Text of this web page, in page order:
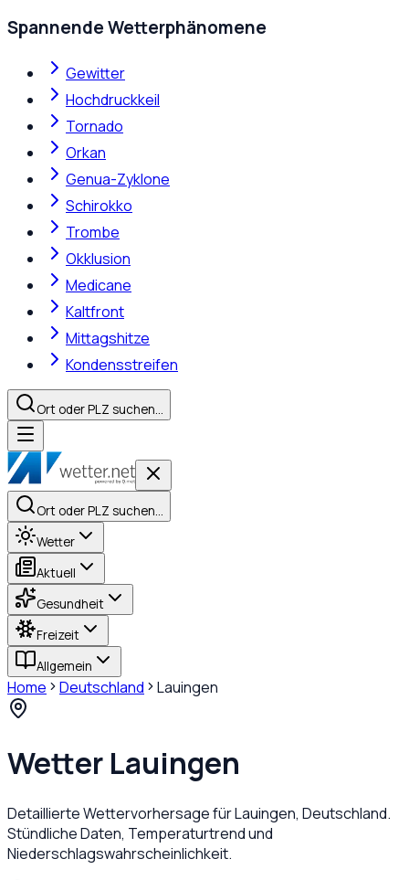
Spannende Wetterphänomene
Gewitter
Hochdruckkeil
Tornado
Orkan
Genua-Zyklone
Schirokko
Trombe
Okklusion
Medicane
Kaltfront
Mittagshitze
Kondensstreifen
Ort oder PLZ suchen…
Ort oder PLZ suchen…
Wetter
Aktuell
Gesundheit
Freizeit
Allgemein
Home Deutschland Lauingen
Wetter Lauingen
Detaillierte Wettervorhersage fürLauingen, Deutschland.
Stündliche Daten, Temperaturtrend und
Niederschlagswahrscheinlichkeit.